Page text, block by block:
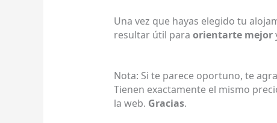
Una vez que hayas elegido tu
resultar útil para orientarte mejor
Nota: Si te parece oportuno, te
Tienen exactamente el mismo
la web. Gracias.